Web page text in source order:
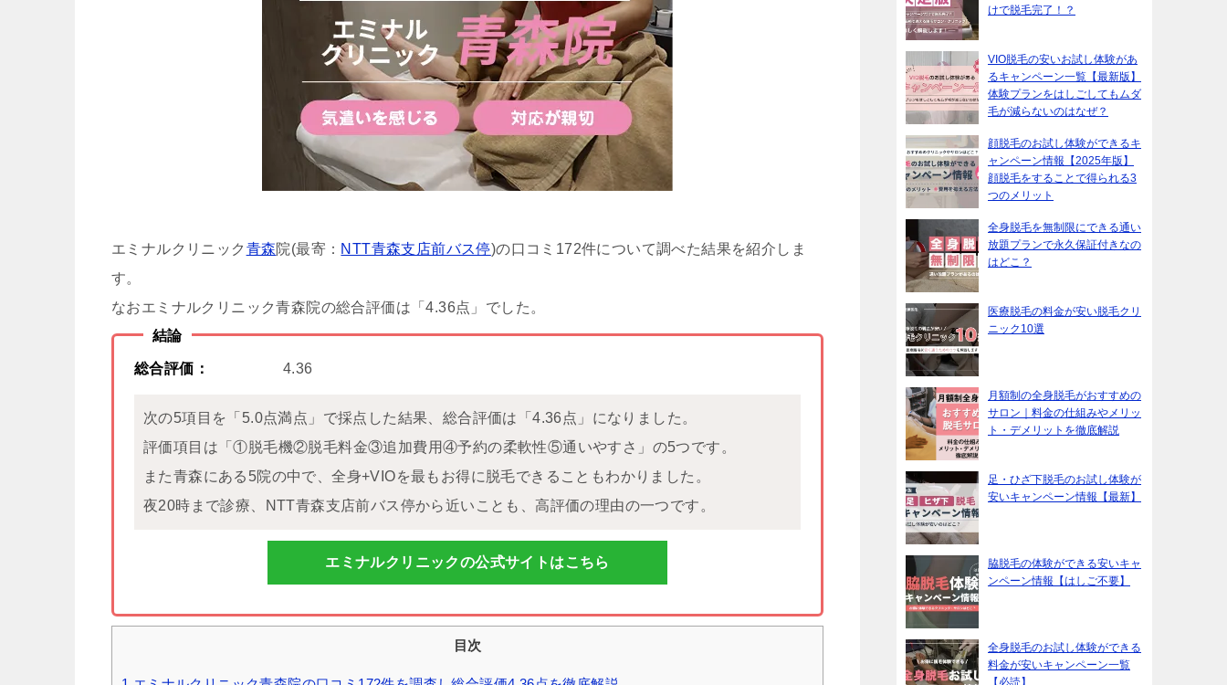
エミナルクリニック 青森院(最寄： NTT青森支店前バス停)の口コミ172件について調べた結果を紹介しま
す。
なおエミナルクリニック青森院の総合評価は「4.36点」でした。
結論
総合評価： 4.36
次の5項目を「5.0点満点」で採点した結果、総合評価は「4.36点」になりました。
評価項目は「①脱毛機②脱毛料金③追加費用④予約の柔軟性⑤通いやすさ」の5つです。
また青森にある5院の中で、全身+VIOを最もお得に脱毛できることもわかりました。
夜20時まで診療、NTT青森支店前バス停から近いことも、高評価の理由の一つです。
エミナルクリニックの公式サイトはこちら
目次
けで脱毛完了！？
VIO脱毛の安いお試し体験があ
るキャンペーン一覧【最新版】
体験プランをはしごしてもムダ
毛が減らないのはなぜ？
顔脱毛のお試し体験ができるキ
ャンペーン情報【2025年版】
顔脱毛をすることで得られる3
つのメリット
全身脱毛を無制限にできる通い
放題プランで永久保証付きなの
はどこ？
医療脱毛の料金が安い脱毛クリ
ニック10選
月額制の全身脱毛がおすすめの
サロン｜料金の仕組みやメリッ
ト・デメリットを徹底解説
足・ひざ下脱毛のお試し体験が
安いキャンペーン情報【最新】
脇脱毛の体験ができる安いキャ
ンペーン情報【はしご不要】
全身脱毛のお試し体験ができる
料金が安いキャンペーン一覧
【必読】